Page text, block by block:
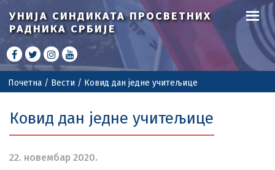
УНИЈА СИНДИКАТАПРОСВЕТНИХ
РАДНИКА СРБИЈЕ
Почетна / Вести / Ковид дан једне учитељице
Ковид дан једне учитељице
22. новембар 2020.